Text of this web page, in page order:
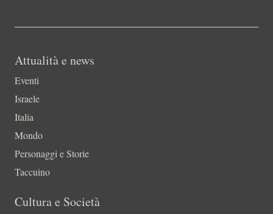
Attualità e news
Eventi
Israele
Italia
Mondo
Personaggi e Storie
Taccuino
Cultura e Società